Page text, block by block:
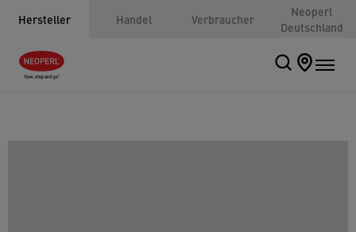
Hersteller Handel Verbraucher
Neoperl
Deutschland